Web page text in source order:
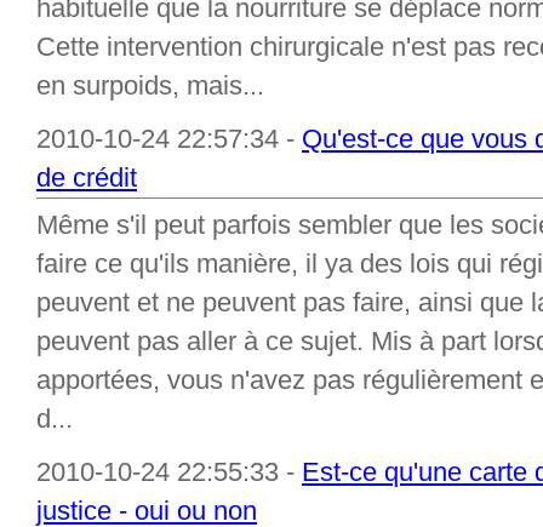
habituelle que la nourriture se déplace
Cette intervention chirurgicale n'est pas
en surpoids, mais...
2010-10-24 22:57:34 - Qu'est-ce que vous
de crédit
Même s'il peut parfois sembler que les
faire ce qu'ils manière, il ya des lois qui
peuvent et ne peuvent pas faire, ainsi que
peuvent pas aller à ce sujet. Mis à part
apportées, vous n'avez pas régulièrement
d...
2010-10-24 22:55:33 - Est-ce qu'une carte
justice - oui ou non